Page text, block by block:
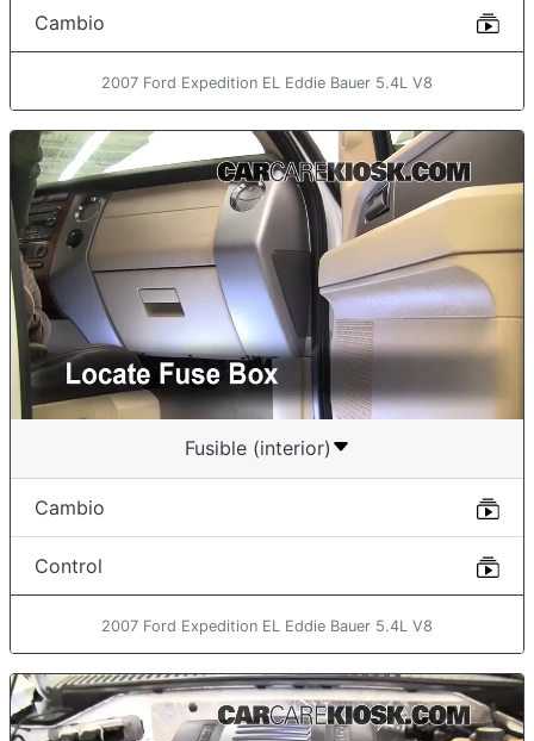
Cambio
2007 Ford Expedition EL Eddie Bauer 5.4L V8
Fusible (interior)
Cambio
Control
2007 Ford Expedition EL Eddie Bauer 5.4L V8